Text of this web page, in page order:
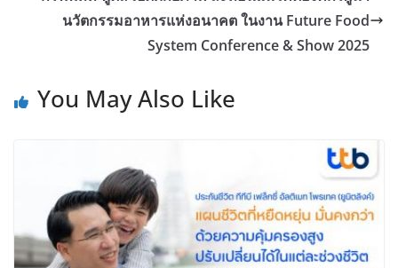
นวัตกรรมอาหารแห่งอนาคต ในงาน Future Food
System Conference & Show 2025
You May Also Like